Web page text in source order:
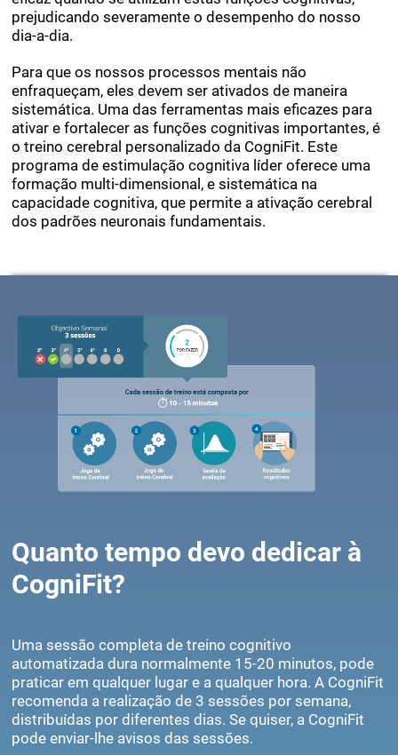
nossa mente se torna cada vez mais fraca e menos
eficaz quando se utilizam estas funções cognitivas,
prejudicando severamente o desempenho do nosso
Para que os nossos processos mentais não
enfraqueçam, eles devem ser ativados de maneira
sistemática. Uma das ferramentas mais eficazes para
ativar e fortalecer as funções cognitivas importantes, é
o treino cerebral personalizado da CogniFit. Este
programa de estimulação cognitiva líder oferece uma
formação multi-dimensional, e sistemática na
capacidade cognitiva, que permite a ativação cerebral
Quanto tempo devo dedicar à
CogniFit?
Uma sessão completa de treino cognitivo
automatizada dura normalmente 15-20 minutos, pode
praticar em qualquer lugar e a qualquer hora. A CogniFit
recomenda a realização de 3 sessões por semana,
distribuídas por diferentes dias. Se quiser, a CogniFit